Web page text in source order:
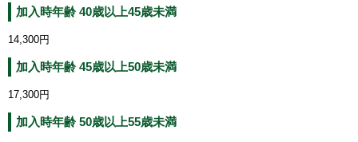
加入時年齢 40歳以上45歳未満
14,300円
加入時年齢 45歳以上50歳未満
17,300円
加入時年齢 50歳以上55歳未満